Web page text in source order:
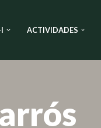
ACTIVIDADES